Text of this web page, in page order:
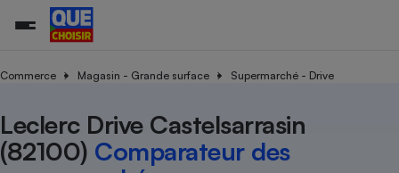
Commerce Magasin - Grande surface Supermarché - Drive
Leclerc Drive Castelsarrasin
(82100) Comparateur des
Organismes de défense
Système judiciaire
Achat - Vente - Travaux
Démarche administrative
Train
Transport aérien
Toutes les actualités
Enquêtes
Tous les services
Tous nos combats
Nos actions
L’association
Nos missions